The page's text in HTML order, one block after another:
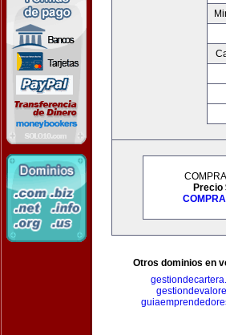
Precio
Otros dominios en